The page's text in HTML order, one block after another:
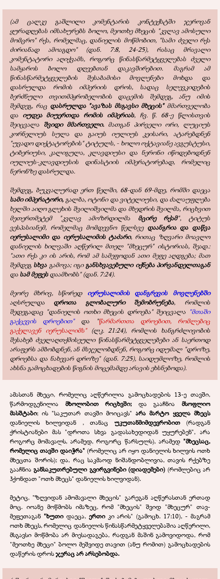
(ამ ცალკე გაშლილი კომენტარის კონტექსტში ჯეროვან
ყურადღებას იმსახურებს ბოლო, მეოთხე მხეცის "კვლავ ამოსული
მომცრო" რქა, რომელმაც, დანიელის მოწმობით, "სამი ძველი რქა
ძირიანად ამოაგდო" (დან. 7:8, 24-25), რასაც მრავალი
კომენტატორი აღიქვამს, როგორც წინასწარმეტყველებას ძველი
სამყაროს ბოლო დღეებთან დაკავშირებით. მაგრამ ამ
წინასწარმეტყველების შესაბამისი მოვლენები მოხდა და
დასრულდა რომის იმპერიის დროს, სადაც სელევკიდების
ბერძნული თვითმპყრობელობის დაცემის შემდეგ, ანუ იმის
შემდეგ, რაც დასრულდა "ავაზას მსგავსი მხეცის" მმართველობა
და იუდეა მიუერთდა რომის იმპერიას, ჩვ. წ. 68-ე წლისთვის
შეიცვალა შვიდი მმართველი. მათგან პირველი ორი, ლუციუს
კორნელიუს სულა და გაიუს იულიუს კეისარი, ატარებდნენ
"უვადო დიქტატორების" ტიტულს, - ხოლო ოქტავიანე ავგუსტუსი,
ტიბერიუსი, კალიგულა, კლავდიუსი და ნერონი იწოდებოდნენ
იულიუს-კლავდიუსის დინასტიის იმპერატორებად, რომელიც
ნერონზე დასრულდა.
შემდეგ, ბუკვალურად ერთ წელში, 68-დან 69-მდე, რომში დაეცა
სამი იმპერატორი, გალბა, ოტონი და ვიტელიუსი, და ძალაუფლება
ხელში აიღო გლეხის შვილიშვილმა და მხედრის შვილმა, რიცხვით
მეთერთმეტემ "კვლავ ამოზრდილმა მცირე რქამ", ტიტუს
ვესპასიანემ, რომელმაც მომდევნო წელსვე დაანგრია და დაწვა
იერუსალიმი და იერუსალიმის ტაძარი, რითაც ზღვარი მოავლო
დანიელის ხილვაში აღწერილ მთელ "მხეცურ" ისტორიას, შეად.:
"ათი რქა კი ის არის, რომ ამ სამეფოდან ათი მეფე აღდგება; მათ
შემდეგ სხვაგამოვა; იგი განსხვავებული იქნება პირვანდელთაგან
და სამ მეფესდაამხობს" (დან. 7:24).
მეორე მხრივ, სწორედ იერუსალიმის დანგრევის მოვლენებში
აღსრულდა დროთა გლობალური შემობრუნება, რომლის
შედეგადაც "დანიელის ოთხი მხეცის დროება" შეიცვალა "მთაში
გაქცევის დროებით"და "წარმართთა დროებით, რომლებიც
გაქელავენ იერუსალიმს" (ლკ. 21:24), რომლის ხანგრძლივობის
შესახებ ძველაღთქმისეული წინასწარმეტყველებები ან საერთოდ
არაფერს ამბობდნენ, ან მსჯელობდნენ, როგორც იდუმალ "დროზე,
დროებსა და ნახევარ დროზე" (დან. 7:25), საიდუმლოზე, რომლის
ახსნა გამოცხადების წიგნის მოცემამდე არავის ეხსნებოდა).
ამასთან მხეცი, რომელიც აღწერილია გამოცხადების 13-ე თავში,
წარმოდგენილია მხოლობით რიცხვში; და გააჩნია მსოფლიო
მასშტაბი; ის "საკუთარ თავში მოიცავს"არა მარტო ყველა მხეცს
დანიელის ხილვიდან , თანაც უკუთანმიმდევრობით (რადგან
ქრისტიანები მას "დროთა სხვა გადასახედიდან უყურებენ", არა
როგორც მომავალს, არამედ, როგორც წარსულს), არამედ "მხეცსაც,
რომელიც თავში დაიჭრა" (რომელიც არ იყო დანიელის ხილვის ოთხ
მხეცთა შორის); და, რაც საკმაოდ ნიშანდობლივია, თავის რქებზე
გააჩნიაგანსაკუთრებული გვირგვინები (დიადემები) (რომლებიც არ
ჰქონდათ "ოთხ მხეცს" დანიელის ხილვიდან).
მეტიც, "ზღვიდან ამომავალი მხეცის" გარეგან აღწერასთან ერთად
მოც. იოანე მოწმობს იმაზეც, რომ "მხეცის" შვიდ "მხეცურ" თავ-
მეფეთაგან "ხუთი დაეცა, ერთიკი არის" (გამოცხ. 17:10), - მაგრამ
ოთხ მხეცს, რომელიც დანიელის წინასწარმეტყველებაშია აღწერილი,
მსგავსი მოწმობა არ მიესადაგება, რადგან მაშინ გამოვიდოდა, რომ
"მეოთხე მხეცი" ბოლო მეშვიდე თავით (ანუ რომით) გამოცხადების
დაწერის დროსჯერაც არ არსებობდა.